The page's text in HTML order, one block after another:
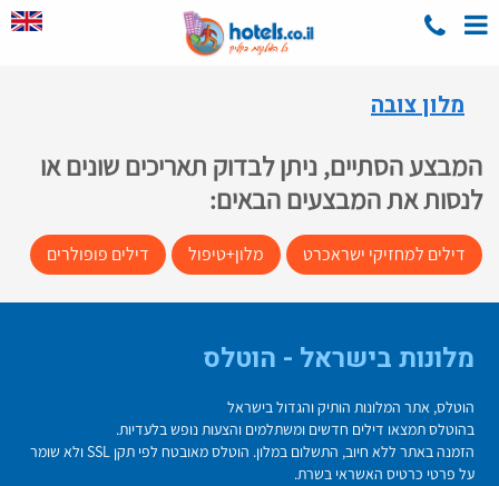
מלון צובה
המבצע הסתיים, ניתן לבדוק תאריכים שונים או
לנסות את המבצעים הבאים:
דילים למחזיקי ישראכרט מלון+טיפול דילים פופולרים
מלונות בישראל - הוטלס
הוטלס, אתר המלונות הותיק והגדול בישראל
בהוטלס תמצאו דילים חדשים ומשתלמים והצעות נופש בלעדיות.
הזמנה באתר ללא חיוב, התשלום במלון. הוטלס מאובטח לפי תקן SSL ולא שומר
על פרטי כרטיס האשראי בשרת.